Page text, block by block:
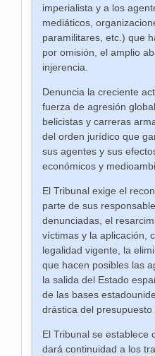
imperialista y a los
mediáticos,
paramilitares, etc.) que
por omisión, el amplio
injerencia.
Denuncia la creciente
fuerza de agresión
belicistas y carreras
del orden jurídico que
sus agentes y sus
económicos y
El Tribunal exige el
parte de sus
denunciadas, el
víctimas y la aplicación,
legalidad vigente, la
que hacen posibles las
la salida del Estado
de las bases
drástica del presupuesto
El Tribunal se establece
dará continuidad a los